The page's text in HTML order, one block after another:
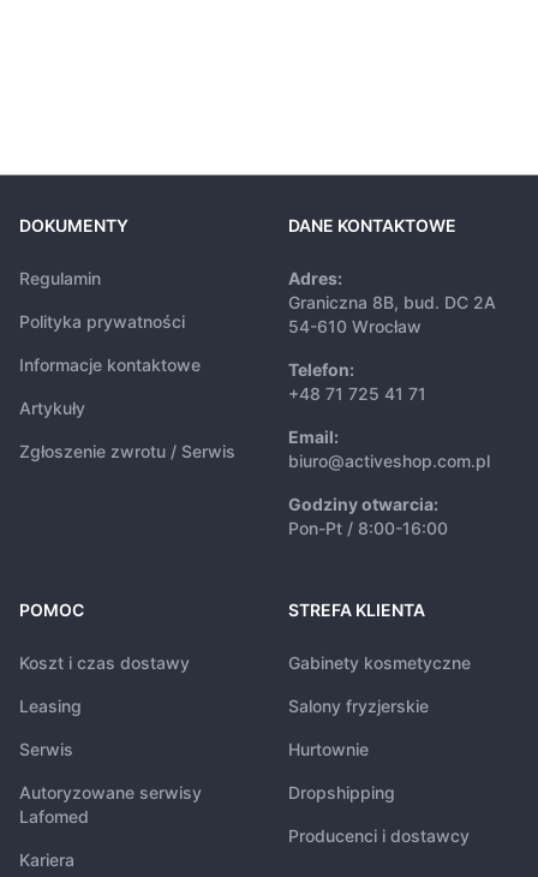
DOKUMENTY
Regulamin
Polityka prywatności
Informacje kontaktowe
Artykuły
Zgłoszenie zwrotu / Serwis
DANE KONTAKTOWE
Adres:
Graniczna 8B, bud. DC 2A
54-610 Wrocław
Telefon:
+48 71 725 41 71
Email:
biuro@activeshop.com.pl
Godziny otwarcia:
Pon-Pt / 8:00-16:00
POMOC
Koszt i czas dostawy
Leasing
Serwis
Autoryzowane serwisy
Lafomed
Kariera
STREFA KLIENTA
Gabinety kosmetyczne
Salony fryzjerskie
Hurtownie
Dropshipping
Producenci i dostawcy